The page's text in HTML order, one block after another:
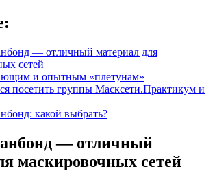
— отличный материал для
сетей
и опытным «плетунам»
посетить группы Масксети.Практикум и
какой выбрать?
— отличный
маскировочных сетей